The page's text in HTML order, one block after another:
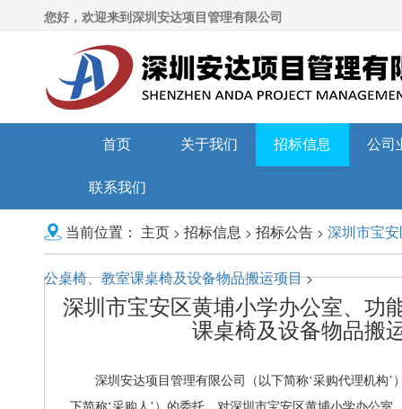
您好，欢迎来到深圳安达项目管理有限公司
首页 关于我们 招标信息 公司
联系我们
当前位置： 主页 > 招标信息 > 招标公告 > 深圳市宝
公桌椅、教室课桌椅及设备物品搬运项目>
深圳市宝安区黄埔小学办公室、功
课桌椅及设备物品搬
深圳安达项目管理有限公司（以下简称‘采购代理机构’